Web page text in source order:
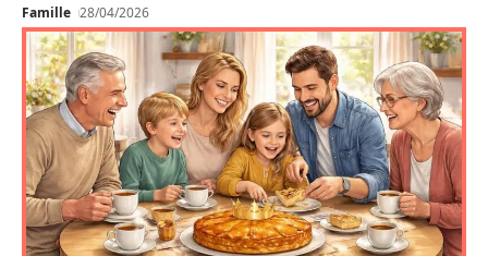
Famille 28/04/2026